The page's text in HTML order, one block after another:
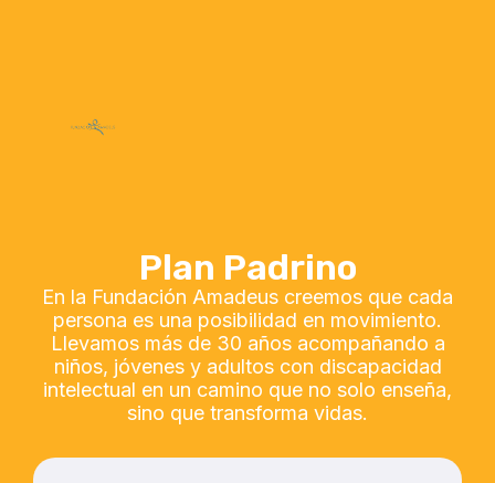
Plan Padrino
En la Fundación Amadeus creemos que cada
persona es una posibilidad en movimiento.
Llevamos más de 30 años acompañando a
niños, jóvenes y adultos con discapacidad
intelectual en un camino que no solo enseña,
sino que transforma vidas.